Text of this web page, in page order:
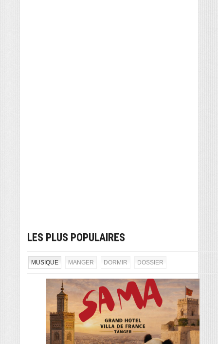
LES PLUS POPULAIRES
MUSIQUE MANGER DORMIR DOSSIER